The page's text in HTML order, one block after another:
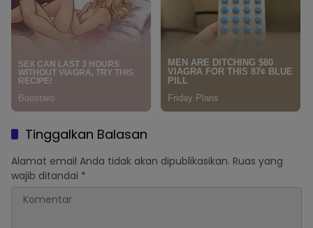
Tinggalkan Balasan
Alamat email Anda tidak akan dipublikasikan. Ruas yang
wajib ditandai *